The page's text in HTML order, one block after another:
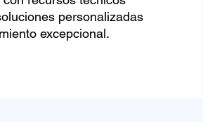
personalizadas
excepcional.